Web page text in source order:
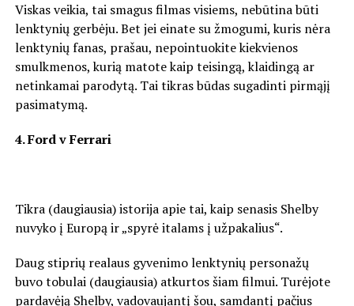
Viskas veikia, tai smagus filmas visiems, nebūtina būti
lenktynių gerbėju. Bet jei einate su žmogumi, kuris nėra
lenktynių fanas, prašau, nepointuokite kiekvienos
smulkmenos, kurią matote kaip teisingą, klaidingą ar
netinkamai parodytą. Tai tikras būdas sugadinti pirmąjį
pasimatymą.
4. Ford v Ferrari
Tikra (daugiausia) istorija apie tai, kaip senasis Shelby
nuvyko į Europą ir „spyrė italams į užpakalius“.
Daug stiprių realaus gyvenimo lenktynių personažų
buvo tobulai (daugiausia) atkurtos šiam filmui. Turėjote
pardavėją Shelby, vadovaujantį šou, samdantį pačius